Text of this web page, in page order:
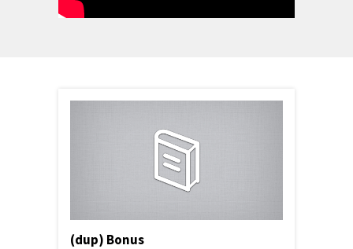
(dup) Bonus